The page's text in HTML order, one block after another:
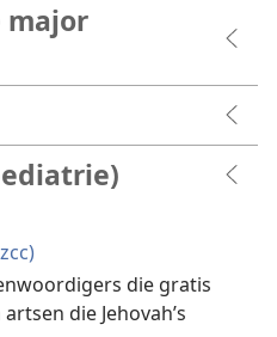
major
die gratis
die Jehovah’s